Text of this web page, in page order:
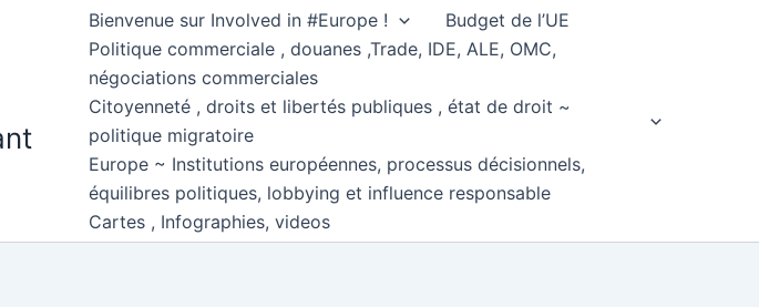
Bienvenue sur Involved in #Europe !
Budget de l’UE
Politique commerciale , douanes ,Trade, IDE, ALE, OMC,
négociations commerciales
Citoyenneté , droits et libertés publiques , état de droit ~
politique migratoire
Europe ~ Institutions européennes, processus décisionnels,
équilibres politiques, lobbying et influence responsable
Cartes , Infographies, videos